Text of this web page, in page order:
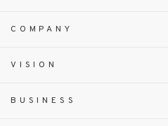
COMPANY
VISION
BUSINESS